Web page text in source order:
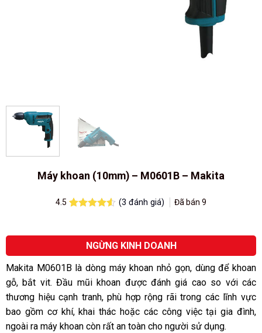
Máy khoan (10mm) – M0601B – Makita
4.5
đánh giá
(3 đánh giá) Đã bán 9
NGỪNG KINH DOANH
Makita M0601B là dòng máy khoan nhỏ gọn, dùng để khoan
gỗ, bắt vit. Đầu mũi khoan được đánh giá cao so với các
thương hiệu cạnh tranh, phù hợp rộng rãi trong các lĩnh vực
bao gồm cơ khí, khai thác hoặc các công việc tại gia đình,
ngoài ra máy khoan còn rất an toàn cho người sử dụng.